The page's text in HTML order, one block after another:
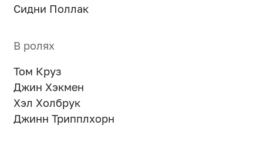
Сидни Поллак
В ролях
Том Круз
Джин Хэкмен
Хэл Холбрук
Джинн Трипплхорн